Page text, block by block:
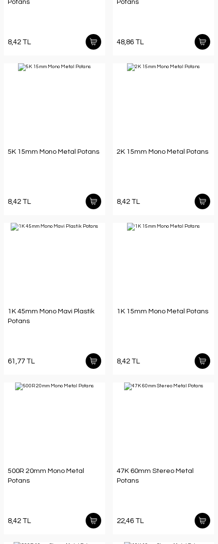
Potans
8,42 TL
Potans
48,86 TL
5K 15mm Mono Metal Potans
8,42 TL
2K 15mm Mono Metal Potans
8,42 TL
1K 45mm Mono Mavi Plastik
Potans
61,77 TL
1K 15mm Mono Metal Potans
8,42 TL
500R 20mm Mono Metal
Potans
8,42 TL
47K 60mm Stereo Metal
Potans
22,46 TL